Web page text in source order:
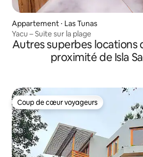
Appartement ⋅ Las Tunas
Yacu – Suite sur la plage
Autres superbes locations
proximité de Isla
Coup de cœur voyageurs
Coup de cœur voyageurs